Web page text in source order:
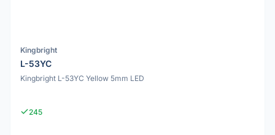
Kingbright
L-53YC
Kingbright L-53YC Yellow 5mm LED
245